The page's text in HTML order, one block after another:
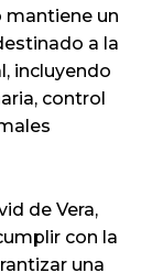
mantiene un
a la
incluyendo
control
de Vera,
con la
una